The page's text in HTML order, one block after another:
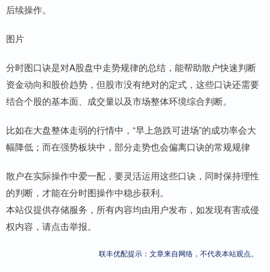
后续操作。
图片
分时图口诀是对A股盘中走势规律的总结，能帮助散户快速判断
资金动向和股价趋势，但股市没有绝对的定式，这些口诀还需要
结合个股的基本面、成交量以及市场整体环境综合判断。
比如在大盘整体走弱的行情中，“早上急跌可进场”的成功率会大
幅降低；而在强势板块中，部分走势也会偏离口诀的常规规律
散户在实际操作中爱一配，要灵活运用这些口诀，同时保持理性
的判断，才能在分时图操作中稳步获利。
本站仅提供存储服务，所有内容均由用户发布，如发现有害或侵
权内容，请点击举报。
联丰优配提示：文章来自网络，不代表本站观点。